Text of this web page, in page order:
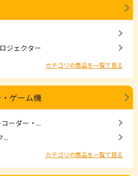
ジェクター
カテゴリの商品を一覧で見る
ゲーム機
ーダー・...
カテゴリの商品を一覧で見る